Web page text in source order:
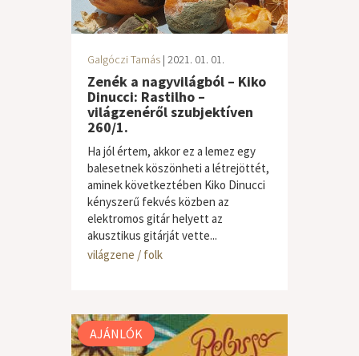
Galgóczi Tamás | 2021. 01. 01.
Zenék a nagyvilágból – Kiko
Dinucci: Rastilho –
világzenéről szubjektíven
260/1.
Ha jól értem, akkor ez a lemez egy
balesetnek köszönheti a létrejöttét,
aminek következtében Kiko Dinucci
kényszerű fekvés közben az
elektromos gitár helyett az
akusztikus gitárját vette...
világzene / folk
AJÁNLÓK